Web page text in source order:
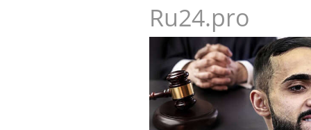
Ru24.pro